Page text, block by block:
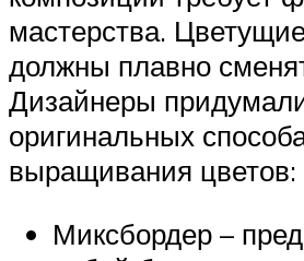
мастерства.
должны плавно
Дизайнеры
оригинальных
выращивания цветов:
Миксбордер –